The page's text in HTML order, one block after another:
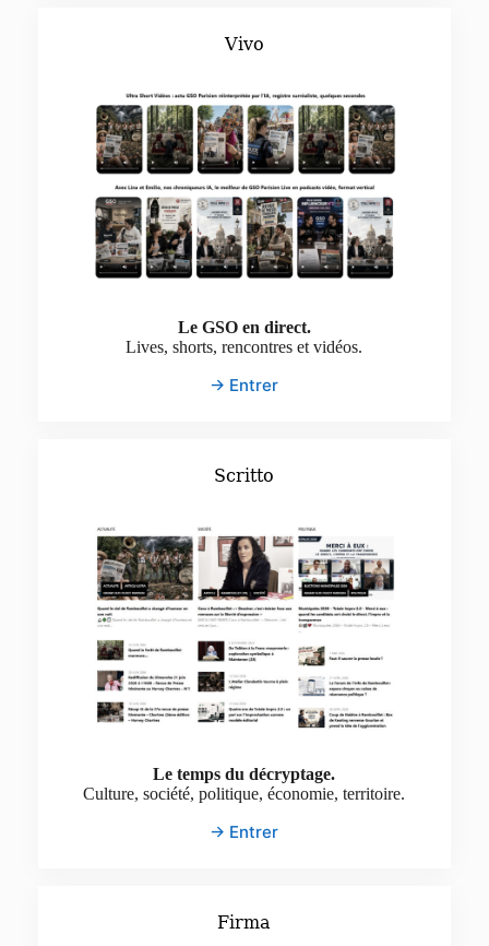
Vivo
Le GSO en direct.
Lives, shorts, rencontres et vidéos.
→ Entrer
Scritto
Le temps du décryptage.
Culture, société, politique, économie, territoire.
→ Entrer
Firma